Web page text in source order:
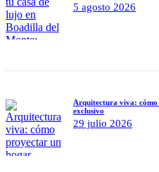
5 agosto 2026
Arquitectura viva: cómo
exclusivo
29 julio 2026